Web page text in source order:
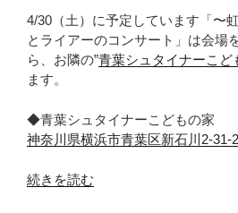
4/30（土）に予定しています「〜
とライアーのコンサート」は会場
ら、お隣の”青葉シュタイナーこど
ます。
◆青葉シュタイナーこどもの家
神奈川県横浜市青葉区新石川2-31-
“〜
続きを読む